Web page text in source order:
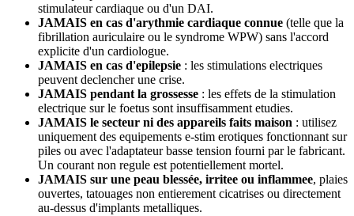
stimulateur cardiaque ou d'un DAI.
JAMAIS en cas d'arythmie cardiaque connue (telle que la
fibrillation auriculaire ou le syndrome WPW) sans l'accord
explicite d'un cardiologue.
JAMAIS en cas d'epilepsie : les stimulations electriques
peuvent declencher une crise.
JAMAIS pendant la grossesse : les effets de la stimulation
electrique sur le foetus sont insuffisamment etudies.
JAMAIS le secteur ni des appareils faits maison : utilisez
uniquement des equipements e-stim erotiques fonctionnant sur
piles ou avec l'adaptateur basse tension fourni par le fabricant.
Un courant non regule est potentiellement mortel.
JAMAIS sur une peau blessée, irritee ou inflammee, plaies
ouvertes, tatouages non entierement cicatrises ou directement
au-dessus d'implants metalliques.